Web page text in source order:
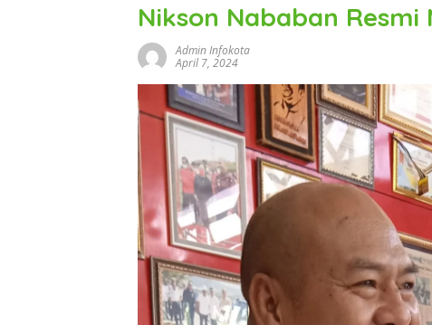
Nikson Nababan
Admin Infokota
April 7, 2024